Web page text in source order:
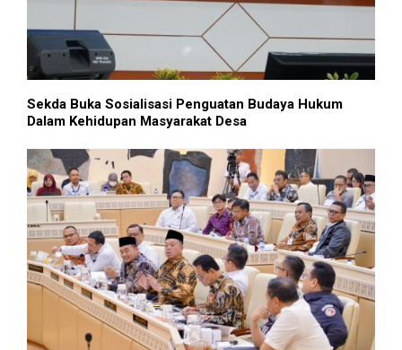
Sekda Buka Sosialisasi Penguatan Budaya Hukum
Dalam Kehidupan Masyarakat Desa